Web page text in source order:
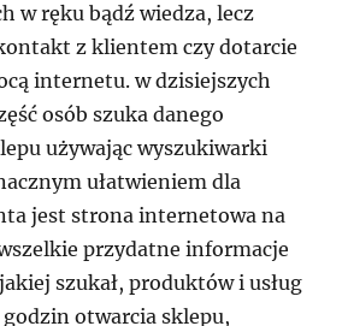
w ręku bądź wiedza, lecz
z klientem czy dotarcie
internetu. w dzisiejszych
osób szuka danego
używając wyszukiwarki
ułatwieniem dla
jest strona internetowa na
przydatne informacje
szukał, produktów i usług
otwarcia sklepu,